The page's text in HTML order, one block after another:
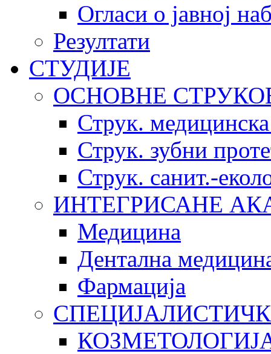
Огласи о јавној
Резултати
СТУДИЈЕ
ОСНОВНЕ
Струк. медицинска
Струк. зубни
Струк. санит.-
ИНТЕГРИСАНЕ
Медицина
Дентална
Фармација